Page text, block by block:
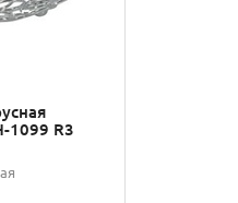
1099 R3